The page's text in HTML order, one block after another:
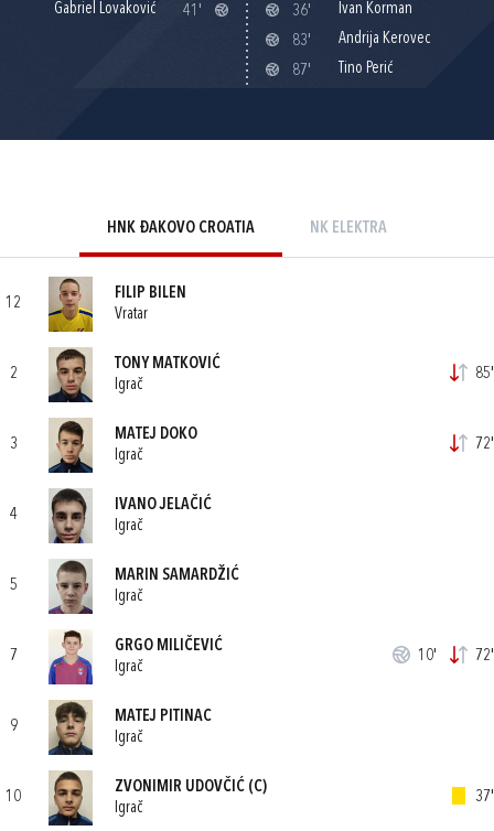
Gabriel Lovaković
41'
36'
Ivan Korman
83'
Andrija Kerovec
87'
Tino Perić
HNK ĐAKOVO CROATIA NK ELEKTRA
12
FILIP BILEN
Vratar
2
TONY MATKOVIĆ
Igrač
85'
3
MATEJ DOKO
Igrač
72'
4
IVANO JELAČIĆ
Igrač
5
MARIN SAMARDŽIĆ
Igrač
7
GRGO MILIČEVIĆ
Igrač
10' 72'
9
MATEJ PITINAC
Igrač
10
ZVONIMIR UDOVČIĆ (C)
Igrač
37'